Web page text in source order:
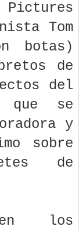
Pictures
Tom
botas)
de
del
que se
y
sobre
de
los